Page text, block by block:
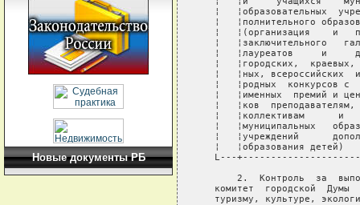
Новые документы РБ
¦   ¦образовательных
¦   ¦полнительного
¦   ¦(организация    и
¦   ¦заключительного
¦   ¦лауреатов     и
¦   ¦городских,
¦   ¦ных, всероссийских
¦   ¦родных  конкурсов с
¦   ¦именных  премий и
¦   ¦ков
¦   ¦коллективам      и
¦   ¦муниципальных
¦   ¦учреждений
¦   ¦образования детей)
L---
2.  Контроль  за
комитет  городской  Думы
туризму, культуре,